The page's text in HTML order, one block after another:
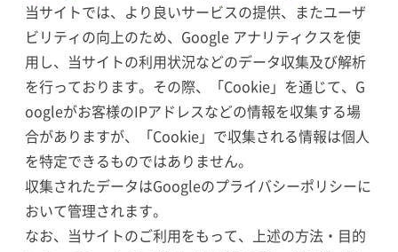
当サイトでは、より良いサービスの提供、またユーザ
ビリティの向上のため、Google アナリティクスを使
用し、当サイトの利用状況などのデータ収集及び解析
を行っております。その際、「Cookie」を通じて、G
oogleがお客様のIPアドレスなどの情報を収集する場
合がありますが、「Cookie」で収集される情報は個人
を特定できるものではありません。
収集されたデータはGoogleのプライバシーポリシーに
おいて管理されます。
なお、当サイトのご利用をもって、上述の方法・目的